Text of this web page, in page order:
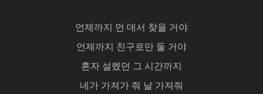
언제까지 먼 데서 찾을 거야
언제까지 친구로만 둘 거야
혼자 설렜던 그 시간까지
네가 가져가 줘 날 가져줘